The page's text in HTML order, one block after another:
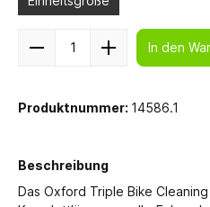
In den
Produktnummer: 14586.1
Beschreibung
Das Oxford Triple Bike